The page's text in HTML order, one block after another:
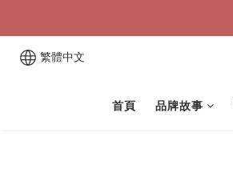
繁體中文
首頁 品牌故事